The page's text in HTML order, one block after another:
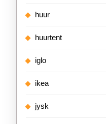
huur
huurtent
iglo
ikea
jysk